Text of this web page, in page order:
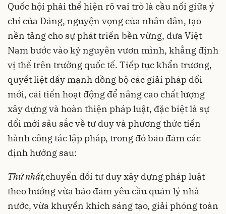
Quốc hội phải thể hiện rõ vai trò là cầu nối giữa ý
chí của Đảng, nguyện vọng của nhân dân, tạo
nền tảng cho sự phát triển bền vững, đưa Việt
Nam bước vào kỷ nguyên vươn mình, khẳng định
vị thế trên trường quốc tế. Tiếp tục khẩn trương,
quyết liệt đẩy mạnh đồng bộ các giải pháp đổi
mới, cải tiến hoạt động để nâng cao chất lượng
xây dựng và hoàn thiện pháp luật, đặc biệt là sự
đổi mới sâu sắc về tư duy và phương thức tiến
hành công tác lập pháp, trong đó bảo đảm các
định hướng sau:
Thứ nhất,chuyển đổi tư duy xây dựng pháp luật
theo hướng vừa bảo đảm yêu cầu quản lý nhà
nước, vừa khuyến khích sáng tạo, giải phóng toàn